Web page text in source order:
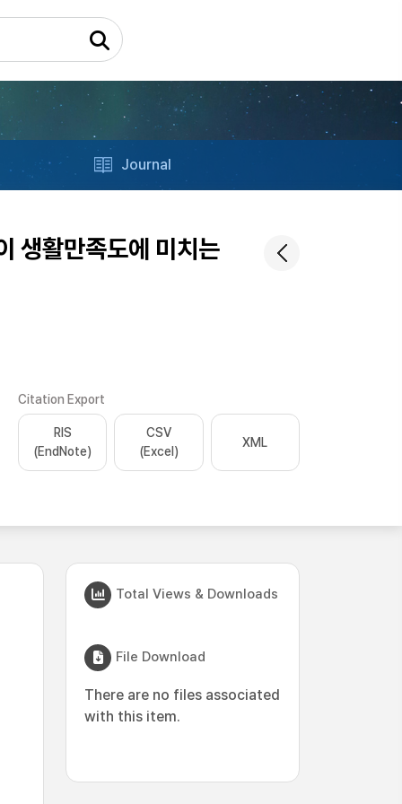
Journal
생활만족도에 미치는
Citation Export
RIS
(EndNote)
CSV
(Excel)
XML
Total Views & Downloads
File Download
There are no files associated
with this item.